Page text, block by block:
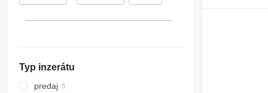
329
330
Typ inzerátu
predaj